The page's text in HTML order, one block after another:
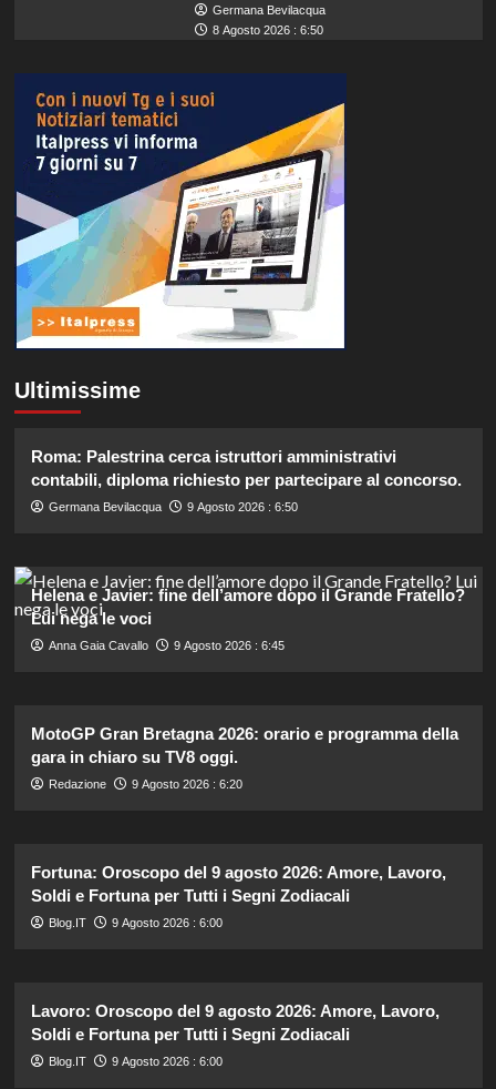
Germana Bevilacqua
8 Agosto 2026 : 6:50
Ultimissime
Roma: Palestrina cerca istruttori amministrativi
contabili, diploma richiesto per partecipare al concorso.
Germana Bevilacqua 9 Agosto 2026 : 6:50
Helena e Javier: fine dell’amore dopo il Grande Fratello?
Lui nega le voci
Anna Gaia Cavallo 9 Agosto 2026 : 6:45
MotoGP Gran Bretagna 2026: orario e programma della
gara in chiaro su TV8 oggi.
Redazione 9 Agosto 2026 : 6:20
Fortuna: Oroscopo del 9 agosto 2026: Amore, Lavoro,
Soldi e Fortuna per Tutti i Segni Zodiacali
Blog.IT 9 Agosto 2026 : 6:00
Lavoro: Oroscopo del 9 agosto 2026: Amore, Lavoro,
Soldi e Fortuna per Tutti i Segni Zodiacali
Blog.IT 9 Agosto 2026 : 6:00